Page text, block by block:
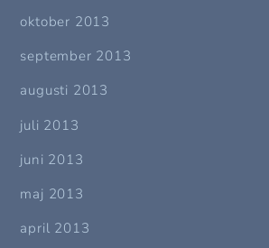
oktober 2013
september 2013
augusti 2013
juli 2013
juni 2013
maj 2013
april 2013